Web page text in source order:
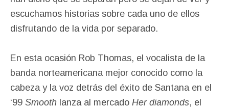
escuchamos historias sobre cada uno de ellos
disfrutando de la vida por separado.
En esta ocasión Rob Thomas, el vocalista de la
banda norteamericana mejor conocido como la
cabeza y la voz detrás del éxito de Santana en el
‘99 Smooth lanza al mercado Her diamonds, el